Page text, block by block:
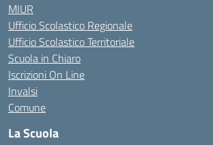
MIUR
Ufficio Scolastico Regionale
Ufficio Scolastico Territoriale
Scuola in Chiaro
Iscrizioni On Line
Invalsi
Comune
La Scuola